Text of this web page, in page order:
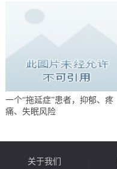
一个“拖延症”患者，抑郁、疼
痛、失眠风险
关于我们